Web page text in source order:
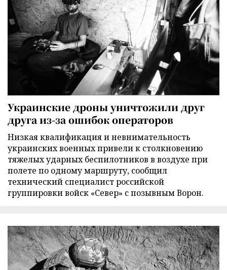
Украинские дроны уничтожили друг
друга из-за ошибок операторов
Низкая квалификация и невнимательность
украинских военных привели к столкновению
тяжелых ударных беспилотников в воздухе при
полете по одному маршруту, сообщил
технический специалист российской
группировки войск «Север» с позывным Ворон.